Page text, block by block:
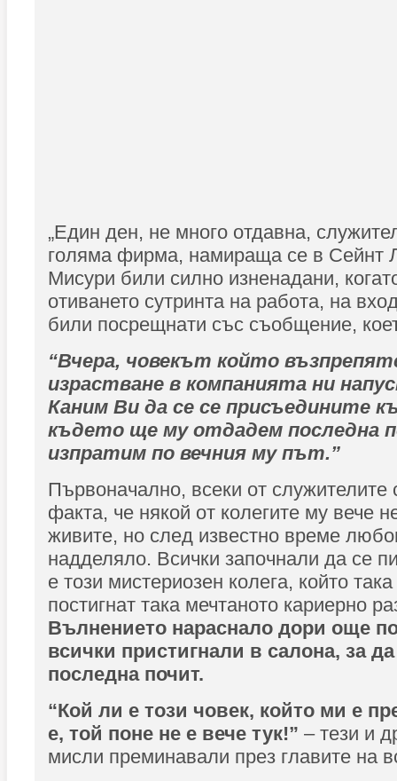
„Един ден, не много отдавна,
голяма фирма, намираща се в Сейнт
Мисури били силно изненадани,
отиването сутринта на работа, на
били посрещнати със съобщение,
“Вчера, човекът който
израстване в компанията ни
Каним Ви да се се присъедините
където ще му отдадем последна
изпратим по вечния му път.”
Първоначално, всеки от служителите
факта, че някой от колегите му вече
живите, но след известно време
надделяло. Всички започнали да се
е този мистериозен колега, който
постигнат така мечтаното кариерно
Вълнението нараснало дори още
всички пристигнали в салона, за
последна почит.
“Кой ли е този човек, който ми е
е, той поне не е вече тук!” – тези и
мисли преминавали през главите на